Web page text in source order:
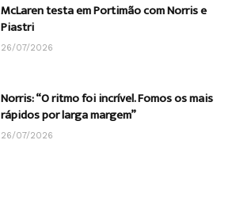
McLaren testa em Portimão com Norris e
Piastri
26/07/2026
Norris: “O ritmo foi incrível. Fomos os mais
rápidos por larga margem”
26/07/2026